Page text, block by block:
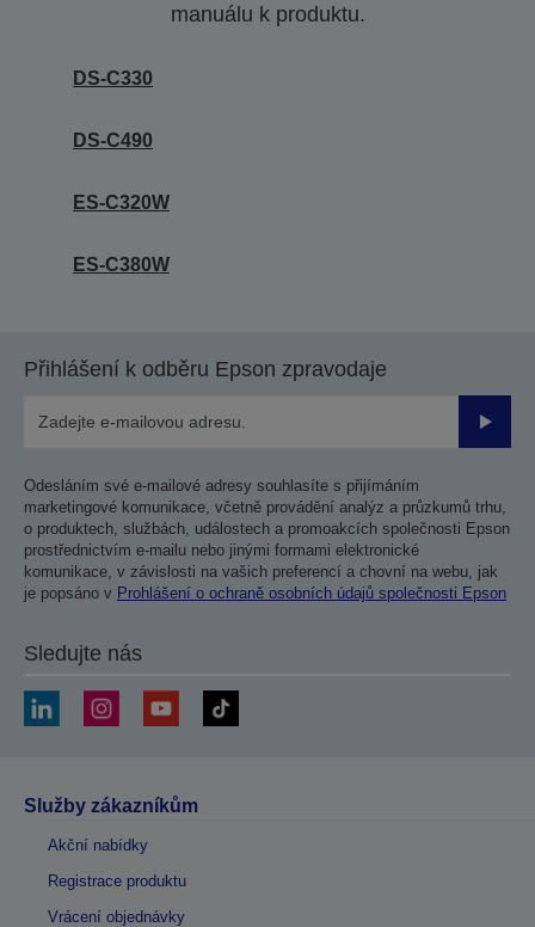
manuálu k produktu.
DS-C330
DS-C490
ES-C320W
ES-C380W
Přihlášení k odběru Epson zpravodaje
Odesláním své e-mailové adresy souhlasíte s přijímáním
marketingové komunikace, včetně provádění analýz a průzkumů trhu,
o produktech, službách, událostech a promoakcích společnosti Epson
prostřednictvím e-mailu nebo jinými formami elektronické
komunikace, v závislosti na vašich preferencí a chovní na webu, jak
je popsáno v Prohlášení o ochraně osobních údajů společnosti Epson
Sledujte nás
Služby zákazníkům
Akční nabídky
Registrace produktu
Vrácení objednávky